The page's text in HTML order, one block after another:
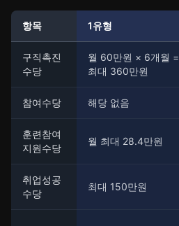
항목 1유형
구직촉진
수당
월 60만원 × 6개월 =
최대 360만원
참여수당 해당 없음
훈련참여
지원수당
월 최대 28.4만원
취업성공
수당
최대 150만원